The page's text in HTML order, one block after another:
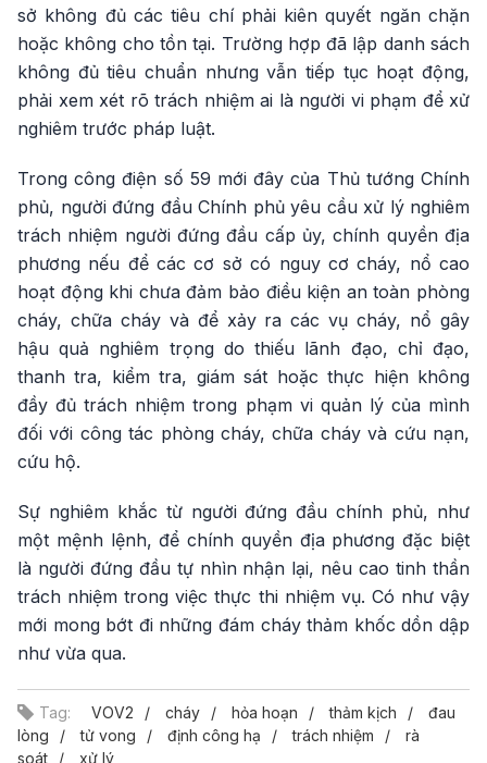
sở không đủ các tiêu chí phải kiên quyết ngăn chặn
hoặc không cho tồn tại. Trường hợp đã lập danh sách
không đủ tiêu chuẩn nhưng vẫn tiếp tục hoạt động,
phải xem xét rõ trách nhiệm ai là người vi phạm để xử
nghiêm trước pháp luật.
Trong công điện số 59 mới đây của Thủ tướng Chính
phủ, người đứng đầu Chính phủ yêu cầu xử lý nghiêm
trách nhiệm người đứng đầu cấp ủy, chính quyền địa
phương nếu để các cơ sở có nguy cơ cháy, nổ cao
hoạt động khi chưa đảm bảo điều kiện an toàn phòng
cháy, chữa cháy và để xảy ra các vụ cháy, nổ gây
hậu quả nghiêm trọng do thiếu lãnh đạo, chỉ đạo,
thanh tra, kiểm tra, giám sát hoặc thực hiện không
đầy đủ trách nhiệm trong phạm vi quản lý của mình
đối với công tác phòng cháy, chữa cháy và cứu nạn,
cứu hộ.
Sự nghiêm khắc từ người đứng đầu chính phủ, như
một mệnh lệnh, để chính quyền địa phương đặc biệt
là người đứng đầu tự nhìn nhận lại, nêu cao tinh thần
trách nhiệm trong việc thực thi nhiệm vụ. Có như vậy
mới mong bớt đi những đám cháy thảm khốc dồn dập
như vừa qua.
Tag: VOV2 cháy hỏa hoạn thảm kịch
đau
lòng
tử vong định công hạ trách nhiệm
rà
soát
xử lý